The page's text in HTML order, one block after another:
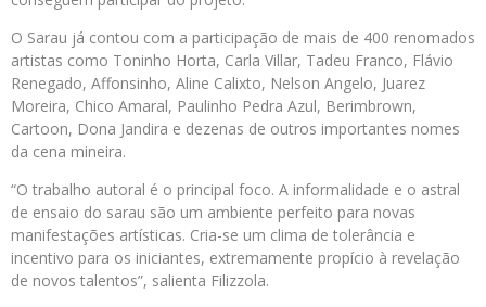
O Sarau já contou com a participação de mais de 400 renomados
artistas como Toninho Horta, Carla Villar, Tadeu Franco, Flávio
Renegado, Affonsinho, Aline Calixto, Nelson Angelo, Juarez
Moreira, Chico Amaral, Paulinho Pedra Azul, Berimbrown,
Cartoon, Dona Jandira e dezenas de outros importantes nomes
da cena mineira.
“O trabalho autoral é o principal foco. A informalidade e o astral
de ensaio do sarau são um ambiente perfeito para novas
manifestações artísticas. Cria-se um clima de tolerância e
incentivo para os iniciantes, extremamente propício à revelação
de novos talentos”, salienta Filizzola.